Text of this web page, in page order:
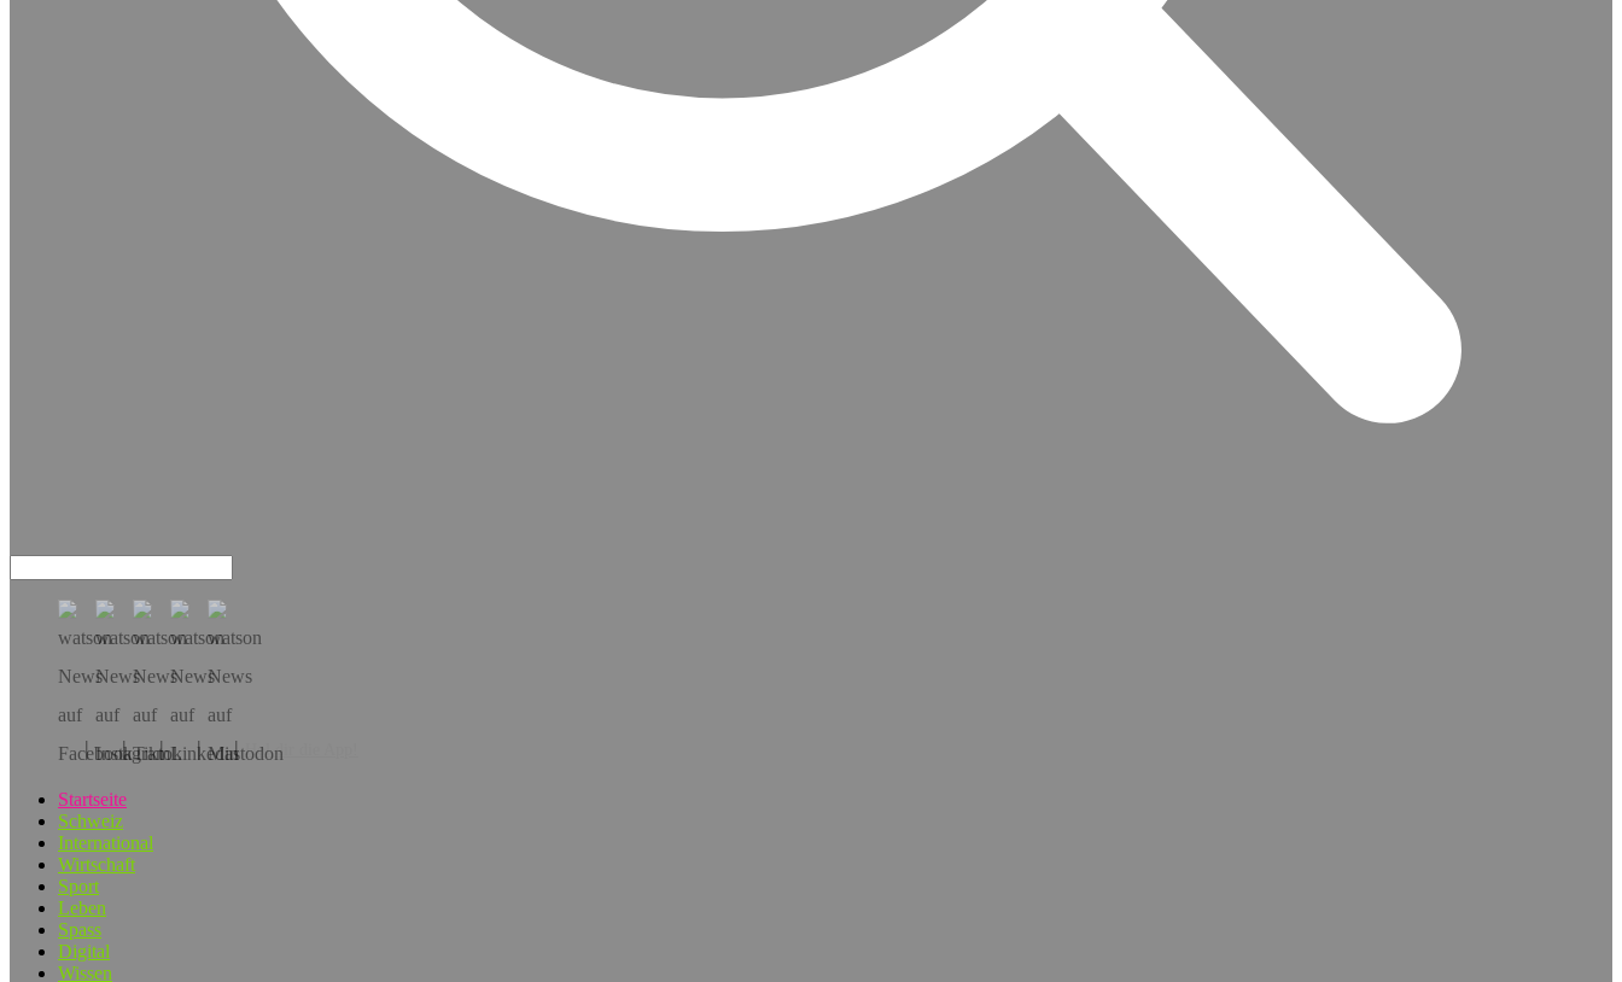
Hol dir die App!
Startseite
Schweiz
International
Wirtschaft
Sport
Leben
Spass
Digital
Wissen